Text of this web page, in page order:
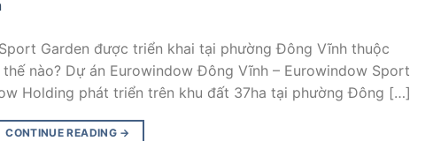
Garden được triển khai tại phường Đông Vĩnh thuộc
nào? Dự án Eurowindow Đông Vĩnh – Eurowindow Sport
Holding phát triển trên khu đất 37ha tại phường Đông […]
CONTINUE READING →